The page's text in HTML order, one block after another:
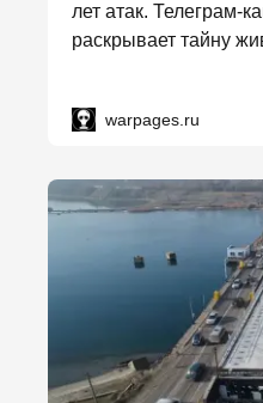
лет атак. Телеграм-
раскрывает тайну
warpages.ru